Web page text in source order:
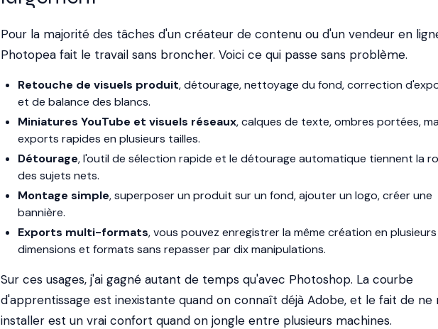
Pour la majorité des tâches d'un créateur de contenu ou d'un vendeur en
Photopea fait le travail sans broncher. Voici ce qui passe sans problème.
Retouche de visuels produit, détourage, nettoyage du fond, correction
et de balance des blancs.
Miniatures YouTube et visuels réseaux, calques de texte, ombres portées,
exports rapides en plusieurs tailles.
Détourage, l'outil de sélection rapide et le détourage automatique tiennent la
des sujets nets.
Montage simple, superposer un produit sur un fond, ajouter un logo, créer une
bannière.
Exports multi-formats, vous pouvez enregistrer la même création en plusieurs
dimensions et formats sans repasser par dix manipulations.
Sur ces usages, j'ai gagné autant de temps qu'avec Photoshop. La courbe
d'apprentissage est inexistante quand on connaît déjà Adobe, et le fait de ne
installer est un vrai confort quand on jongle entre plusieurs machines.